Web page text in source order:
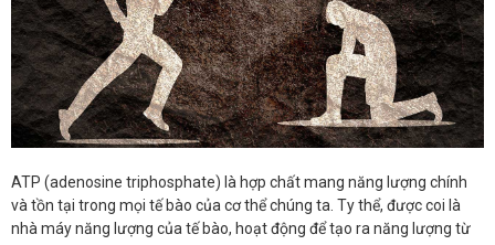
ATP (adenosine triphosphate) là hợp chất mang năng lượng chính
và tồn tại trong mọi tế bào của cơ thể chúng ta. Ty thể, được coi là
nhà máy năng lượng của tế bào, hoạt động để tạo ra năng lượng từ